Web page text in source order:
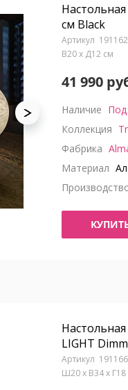
см Black
191162
В20 x Д12 см
41 990
Наличие Под
Коллекция
Фабрика
Материал
LIGHT
191166
Ш20 x В34 x Г18